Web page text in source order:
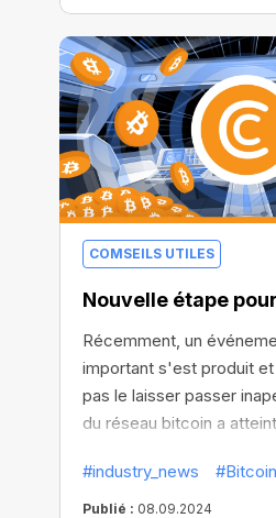
COMSEILS UTILES
Nouvelle étape
Récemment, un
important s'est produit
pas le laisser passer
du réseau bitcoin a
une nouvelle limite
ce chiffre en H/s familiers
#industry_news #Bitcoin
Publié : 08.09.2024